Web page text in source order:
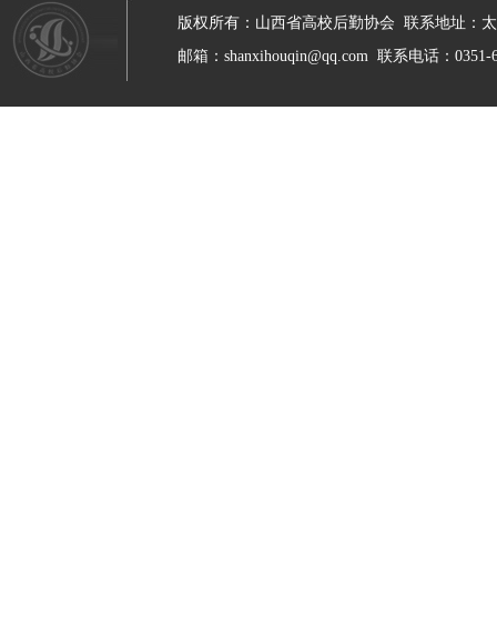
版权所有：山西省高校后勤协会 联系地址：
邮箱：shanxihouqin@qq.com 联系电话：